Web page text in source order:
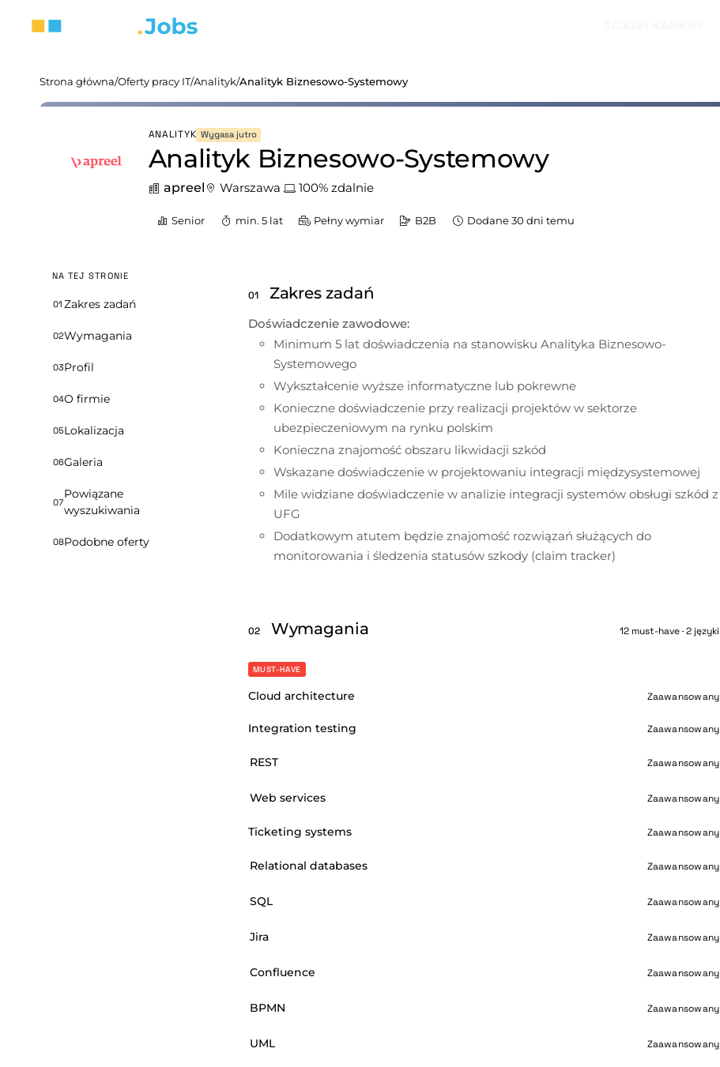
Strona główna/Oferty pracy IT/Analityk/Analityk Biznesowo-Systemowy
ANALITYK Wygasa jutro
Analityk Biznesowo-Systemowy
apreel Warszawa 100% zdalnie
Senior min. 5 lat Pełny wymiar B2B Dodane 30 dni temu
NA TEJ STRONIE
01 Zakres zadań
02Wymagania
03Profil
04O firmie
05Lokalizacja
06Galeria
07
Powiązane
wyszukiwania
08Podobne oferty
01 Zakres zadań
Doświadczenie zawodowe:
Minimum 5 lat doświadczenia na stanowisku Analityka Biznesowo-
Systemowego
Wykształcenie wyższe informatyczne lub pokrewne
Konieczne doświadczenie przy realizacji projektów w sektorze
ubezpieczeniowym na rynku polskim
Konieczna znajomość obszaru likwidacji szkód
Wskazane doświadczenie w projektowaniu integracji międzysystemowej
Mile widziane doświadczenie w analizie integracji systemów obsługi szkód z
UFG
Dodatkowym atutem będzie znajomość rozwiązań służących do
monitorowania i śledzenia statusów szkody (claim tracker)
02 Wymagania 12 must-have · 2 języki
MUST-HAVE
Cloud architecture Zaawansowany
Integration testing Zaawansowany
REST Zaawansowany
Web services Zaawansowany
Ticketing systems Zaawansowany
Relational databases Zaawansowany
SQL Zaawansowany
Jira Zaawansowany
Confluence Zaawansowany
BPMN Zaawansowany
UML Zaawansowany